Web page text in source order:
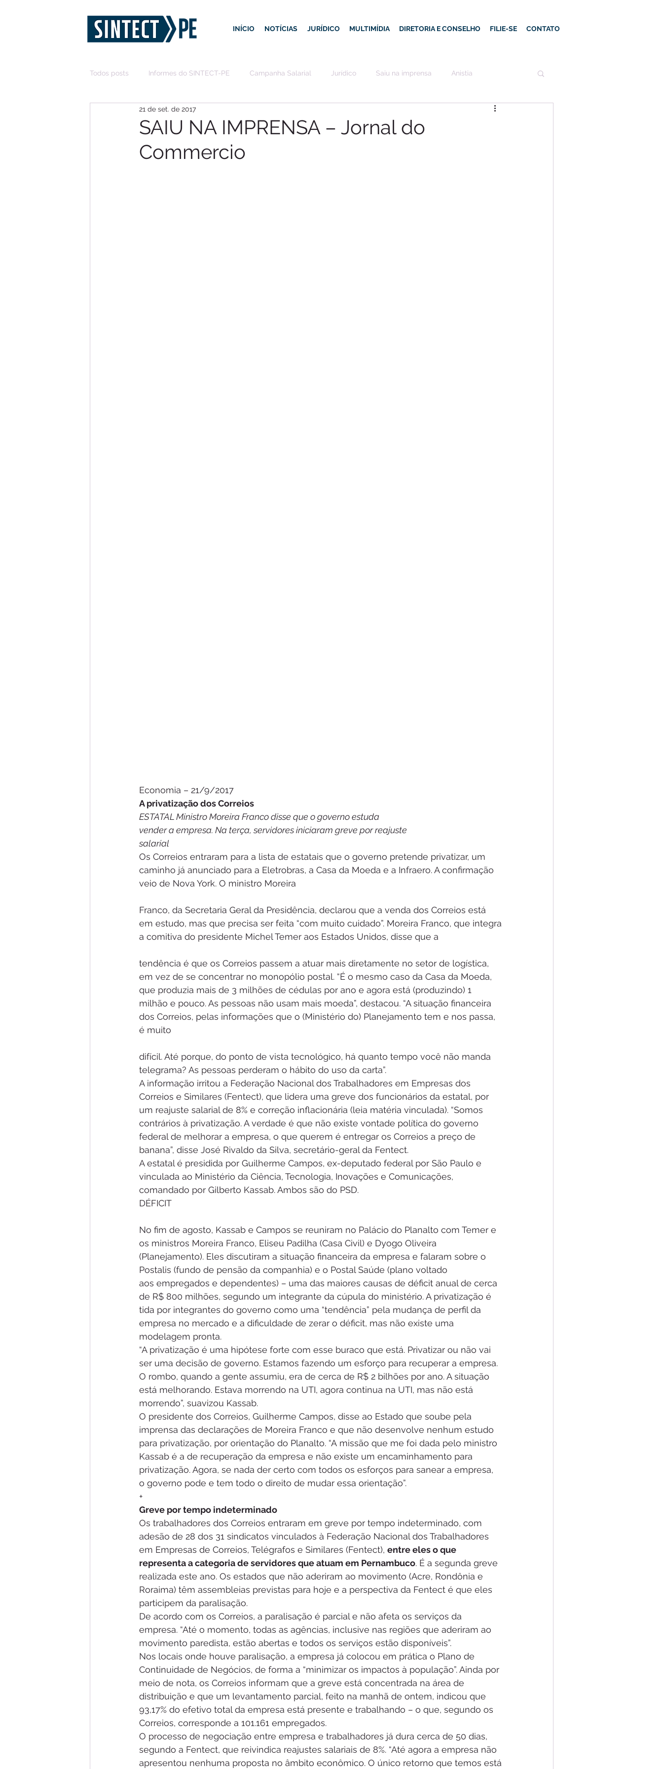
INÍCIO NOTÍCIAS JURÍDICO MULTIMÍDIA DIRETORIA E CONSELHO FILIE-SE CONTATO
Todos posts Informes do SINTECT-PE Campanha Salarial Jurídico Saiu na imprensa Anistia
SAIU NA IMPRENSA – Jornal do
Commercio
21 de set. de 2017
Economia – 21/9/2017
A privatização dos Correios
ESTATAL Ministro Moreira Franco disse que o governo estuda
vender a empresa. Na terça, servidores iniciaram greve por reajuste
salarial
Os Correios entraram para a lista de estatais que o governo pretende privatizar, um
caminho já anunciado para a Eletrobras, a Casa da Moeda e a Infraero. A confirmação
veio de Nova York. O ministro Moreira
Franco, da Secretaria Geral da Presidência, declarou que a venda dos Correios está
em estudo, mas que precisa ser feita “com muito cuidado”. Moreira Franco, que integra
a comitiva do presidente Michel Temer aos Estados Unidos, disse que a
tendência é que os Correios passem a atuar mais diretamente no setor de logística,
em vez de se concentrar no monopólio postal. “É o mesmo caso da Casa da Moeda,
que produzia mais de 3 milhões de cédulas por ano e agora está (produzindo) 1
milhão e pouco. As pessoas não usam mais moeda”, destacou. “A situação financeira
dos Correios, pelas informações que o (Ministério do) Planejamento tem e nos passa,
é muito
difícil. Até porque, do ponto de vista tecnológico, há quanto tempo você não manda
telegrama? As pessoas perderam o hábito do uso da carta”.
A informação irritou a Federação Nacional dos Trabalhadores em Empresas dos
Correios e Similares (Fentect), que lidera uma greve dos funcionários da estatal, por
um reajuste salarial de 8% e correção inflacionária (leia matéria vinculada). “Somos
contrários à privatização. A verdade é que não existe vontade política do governo
federal de melhorar a empresa, o que querem é entregar os Correios a preço de
banana”, disse José Rivaldo da Silva, secretário-geral da Fentect.
A estatal é presidida por Guilherme Campos, ex-deputado federal por São Paulo e
vinculada ao Ministério da Ciência, Tecnologia, Inovações e Comunicações,
comandado por Gilberto Kassab. Ambos são do PSD.
DÉFICIT
No fim de agosto, Kassab e Campos se reuniram no Palácio do Planalto com Temer e
os ministros Moreira Franco, Eliseu Padilha (Casa Civil) e Dyogo Oliveira
(Planejamento). Eles discutiram a situação financeira da empresa e falaram sobre o
Postalis (fundo de pensão da companhia) e o Postal Saúde (plano voltado
aos empregados e dependentes) – uma das maiores causas de déficit anual de cerca
de R$ 800 milhões, segundo um integrante da cúpula do ministério. A privatização é
tida por integrantes do governo como uma “tendência” pela mudança de perfil da
empresa no mercado e a dificuldade de zerar o déficit, mas não existe uma
modelagem pronta.
“A privatização é uma hipótese forte com esse buraco que está. Privatizar ou não vai
ser uma decisão de governo. Estamos fazendo um esforço para recuperar a empresa.
O rombo, quando a gente assumiu, era de cerca de R$ 2 bilhões por ano. A situação
está melhorando. Estava morrendo na UTI, agora continua na UTI, mas não está
morrendo”, suavizou Kassab.
O presidente dos Correios, Guilherme Campos, disse ao Estado que soube pela
imprensa das declarações de Moreira Franco e que não desenvolve nenhum estudo
para privatização, por orientação do Planalto. “A missão que me foi dada pelo ministro
Kassab é a de recuperação da empresa e não existe um encaminhamento para
privatização. Agora, se nada der certo com todos os esforços para sanear a empresa,
o governo pode e tem todo o direito de mudar essa orientação”.
+
Greve por tempo indeterminado
Os trabalhadores dos Correios entraram em greve por tempo indeterminado, com
adesão de 28 dos 31 sindicatos vinculados à Federação Nacional dos Trabalhadores
em Empresas de Correios, Telégrafos e Similares (Fentect), entre eles o que
representa a categoria de servidores que atuam em Pernambuco. É a segunda greve
realizada este ano. Os estados que não aderiram ao movimento (Acre, Rondônia e
Roraima) têm assembleias previstas para hoje e a perspectiva da Fentect é que eles
participem da paralisação.
De acordo com os Correios, a paralisação é parcial e não afeta os serviços da
empresa. “Até o momento, todas as agências, inclusive nas regiões que aderiram ao
movimento paredista, estão abertas e todos os serviços estão disponíveis”.
Nos locais onde houve paralisação, a empresa já colocou em prática o Plano de
Continuidade de Negócios, de forma a “minimizar os impactos à população”. Ainda por
meio de nota, os Correios informam que a greve está concentrada na área de
distribuição e que um levantamento parcial, feito na manhã de ontem, indicou que
93,17% do efetivo total da empresa está presente e trabalhando – o que, segundo os
Correios, corresponde a 101.161 empregados.
O processo de negociação entre empresa e trabalhadores já dura cerca de 50 dias,
segundo a Fentect, que reivindica reajustes salariais de 8%. “Até agora a empresa não
apresentou nenhuma proposta no âmbito econômico. O único retorno que temos está